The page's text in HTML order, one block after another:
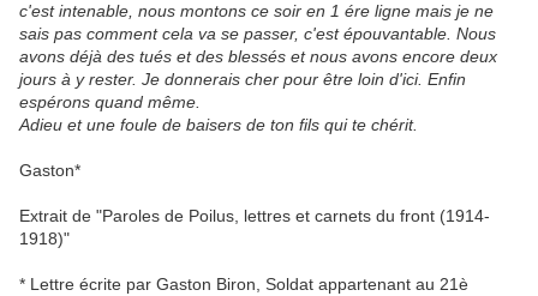
c'est intenable, nous montons ce soir en 1 ére ligne mais je ne
sais pas comment cela va se passer, c'est épouvantable. Nous
avons déjà des tués et des blessés et nous avons encore deux
jours à y rester. Je donnerais cher pour être loin d'ici. Enfin
espérons quand même.
Adieu et une foule de baisers de ton fils qui te chérit.
Gaston*
Extrait de "Paroles de Poilus, lettres et carnets du front (1914-
1918)"
* Lettre écrite par Gaston Biron, Soldat appartenant au 21è